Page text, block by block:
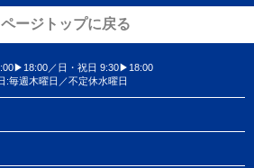
ページトップに戻る
／日・祝日 9:30▶18:00
:毎週木曜日／不定休水曜日